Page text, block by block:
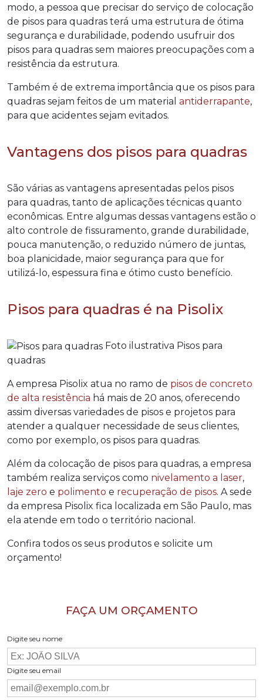
modo, a pessoa que precisar do serviço de colocação
de pisos para quadras terá uma estrutura de ótima
segurança e durabilidade, podendo usufruir dos
pisos para quadras sem maiores preocupações com a
resistência da estrutura.
Também é de extrema importância que os pisos para
quadras sejam feitos de um material antiderrapante,
para que acidentes sejam evitados.
Vantagens dos pisos para quadras
São várias as vantagens apresentadas pelos pisos
para quadras, tanto de aplicações técnicas quanto
econômicas. Entre algumas dessas vantagens estão o
alto controle de fissuramento, grande durabilidade,
pouca manutenção, o reduzido número de juntas,
boa planicidade, maior segurança para que for
utilizá-lo, espessura fina e ótimo custo benefício.
Pisos para quadras é na Pisolix
Foto ilustrativa Pisos para
quadras
A empresa Pisolix atua no ramo de pisos de concreto
de alta resistência há mais de 20 anos, oferecendo
assim diversas variedades de pisos e projetos para
atender a qualquer necessidade de seus clientes,
como por exemplo, os pisos para quadras.
Além da colocação de pisos para quadras, a empresa
também realiza serviços como nivelamento a laser,
laje zero e polimento e recuperação de pisos. A sede
da empresa Pisolix fica localizada em São Paulo, mas
ela atende em todo o território nacional.
Confira todos os seus produtos e solicite um
orçamento!
FAÇA UM ORÇAMENTO
Digite seu nome
Digite seu email